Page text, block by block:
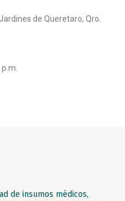
de Queretaro, Qro.
de insumos médicos,